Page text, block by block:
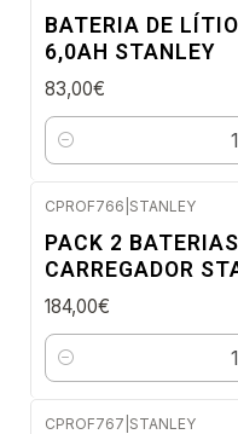
BATERIA DE
6,0AH STANLEY
83,00€
Quantidade
CPROF766 STANLEY
PACK 2
CARREGADOR
184,00€
Quantidade
CPROF767 STANLEY